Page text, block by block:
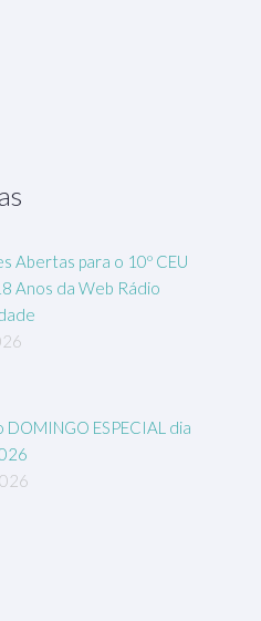
Abertas para o 10º CEU
Anos da Web Rádio
DOMINGO ESPECIAL dia